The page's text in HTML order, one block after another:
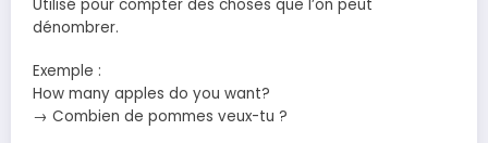
Utilisé pour compter des choses que l’on peut
dénombrer.
Exemple :
How many apples do you want?
→ Combien de pommes veux-tu ?